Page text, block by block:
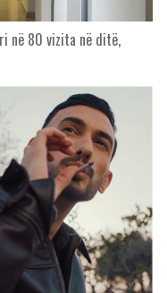
në 80 vizita në ditë,